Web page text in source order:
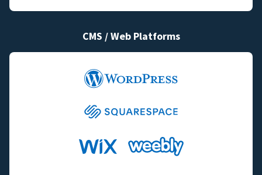
CMS / Web Platforms